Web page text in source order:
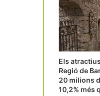
Els
Regió de
20 milions
10,2% més